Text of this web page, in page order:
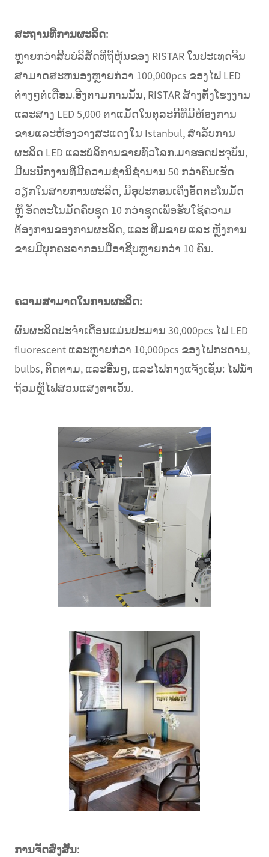
ສະ​ຖານ​ທີ່​ການ​ຜະ​ລິດ​:
ຫຼາຍກວ່າສິບບໍລິສັດທີ່ຖືຫຸ້ນຂອງ RISTAR ໃນປະເທດຈີນ
ສາມາດສະຫນອງຫຼາຍກ່ວາ 100,000pcs ຂອງໄຟ LED
ຕ່າງໆຕໍ່ເດືອນ.ອີງຕາມການນັ້ນ, RISTAR ສ້າງຕັ້ງໂຮງງານ
ແລະສາງ LED 5,000 ຕາແມັດໃນຕຸລະກີທີ່ມີຫ້ອງການ
ຂາຍແລະຫ້ອງວາງສະແດງໃນ Istanbul, ສໍາລັບການ
ຜະລິດ LED ແລະບໍລິການຂາຍທົ່ວໂລກ.ມາຮອດປະຈຸບັນ,
ມີພະນັກງານທີ່ມີຄວາມຊໍານິຊໍານານ 50 ກວ່າຄົນເຮັດ
ວຽກໃນສາຍການຜະລິດ, ມີອຸປະກອນເຄິ່ງອັດຕະໂນມັດ
ຫຼື ອັດຕະໂນມັດຄົບຊຸດ 10 ກວ່າຊຸດເພື່ອຮັບໃຊ້ຄວາມ
ຕ້ອງການຂອງການຜະລິດ, ແລະ ທີມຂາຍ ແລະ ຫຼັງການ
ຂາຍມີບຸກຄະລາກອນມືອາຊີບຫຼາຍກວ່າ 10 ຄົນ.
ຄວາມສາມາດໃນການຜະລິດ:
ຜົນຜະລິດປະຈໍາເດືອນແມ່ນປະມານ 30,000pcs ໄຟ LED
fluorescent ແລະຫຼາຍກ່ວາ 10,000pcs ຂອງໄຟກະດານ,
bulbs, ຕິດຕາມ, ແລະອື່ນໆ, ແລະໄຟກາງແຈ້ງເຊັ່ນ: ໄຟນ້ໍາ
ຖ້ວມຫຼືໄຟສວນແສງຕາເວັນ.
ການຈັດສົ່ງສັ້ນ: